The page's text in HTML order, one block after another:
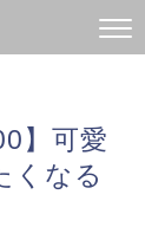
】可愛
くなる